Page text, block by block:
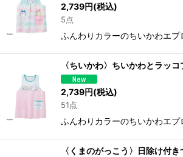
2,739円(税込)
5点
ふんわりカラーのちいかわエ
〈ちいかわ〉ちいかわとラッ
2,739円(税込)
51点
ふんわりカラーのちいかわエ
〈くまのがっこう〉日除け付